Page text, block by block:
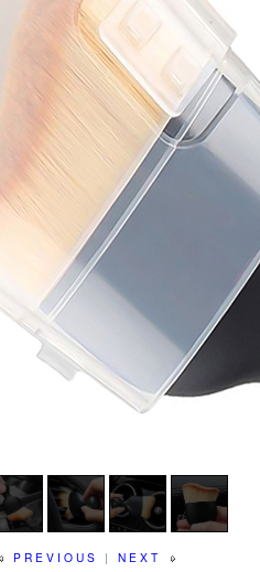
PREVIOUS | NEXT